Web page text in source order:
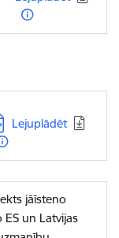
Lejuplādēt
jāīsteno
un Latvijas